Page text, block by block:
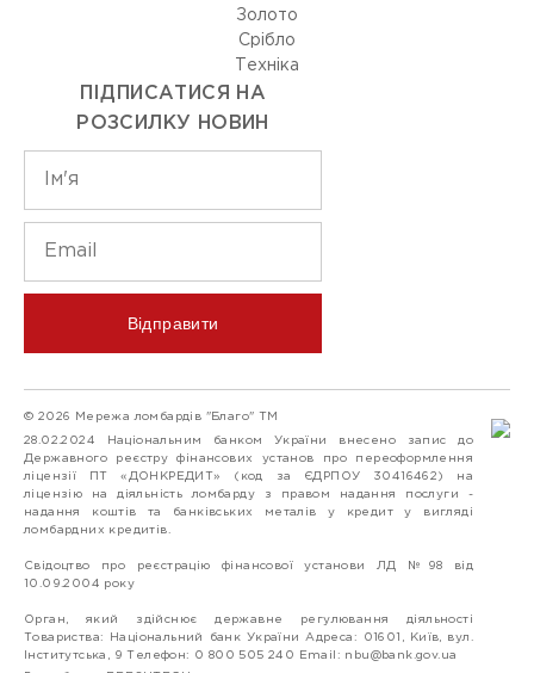
Золото
Срiбло
Технiка
ПІДПИСАТИСЯ НА
РОЗСИЛКУ НОВИН
Відправити
© 2026 Мережа ломбардів "Благо" ТМ
28.02.2024 Національним банком України внесено запис до
Державного реєстру фінансових установ про переоформлення
ліцензії ПТ «ДОНКРЕДИТ» (код за ЄДРПОУ 30416462) на
ліцензію на діяльність ломбарду з правом надання послуги -
надання коштів та банківських металів у кредит у вигляді
ломбардних кредитів.
Свідоцтво про реєстрацію фінансової установи ЛД №98 від
10.09.2004 року
Орган, який здійснює державне регулювання діяльності
Товариства: Національний банк України Адреса: 01601, Київ, вул.
Інститутська, 9 Телефон: 0 800 505 240 Email: nbu@bank.gov.ua